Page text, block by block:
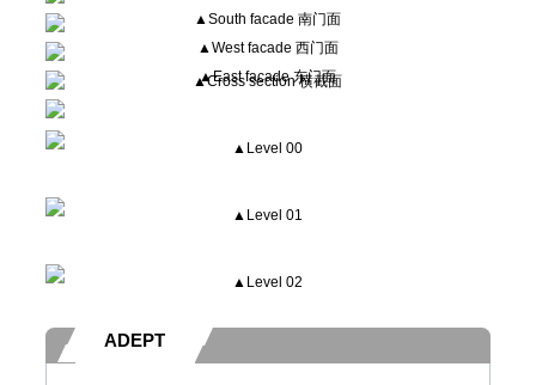
▲South facade 南门面
▲West facade 西门面
▲East facade 东门面
▲Cross section 横截面
▲ Level 00
▲Level 01
▲Level 02
ADEPT